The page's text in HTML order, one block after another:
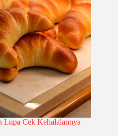
Lupa Cek Kehalalannya